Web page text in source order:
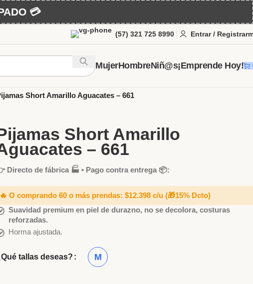
💳
(57) 321 725 8990 Entrar /
MujerHombreNiñ@s¡Emprende Hoy!
Short Amarillo Aguacates – 661
Short Amarillo
– 661
Directo de fábrica 🏭 • Pago contra entrega 📦:
🔥 O comprando 60 o más prendas: $12.398 c/u (🎁15% Dcto)
Suavidad premium en piel de durazno, no se decolora, costuras
reforzadas.
Horma ajustada.
tallas deseas? M